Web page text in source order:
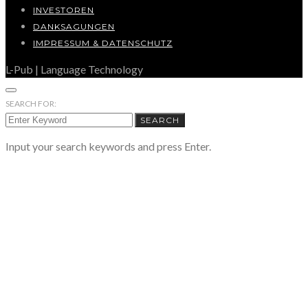
INVESTOREN
DANKSAGUNGEN
IMPRESSUM & DATENSCHUTZ
L-Pub | Language Technology
SEARCH FOR:
SEARCH
Input your search keywords and press Enter.